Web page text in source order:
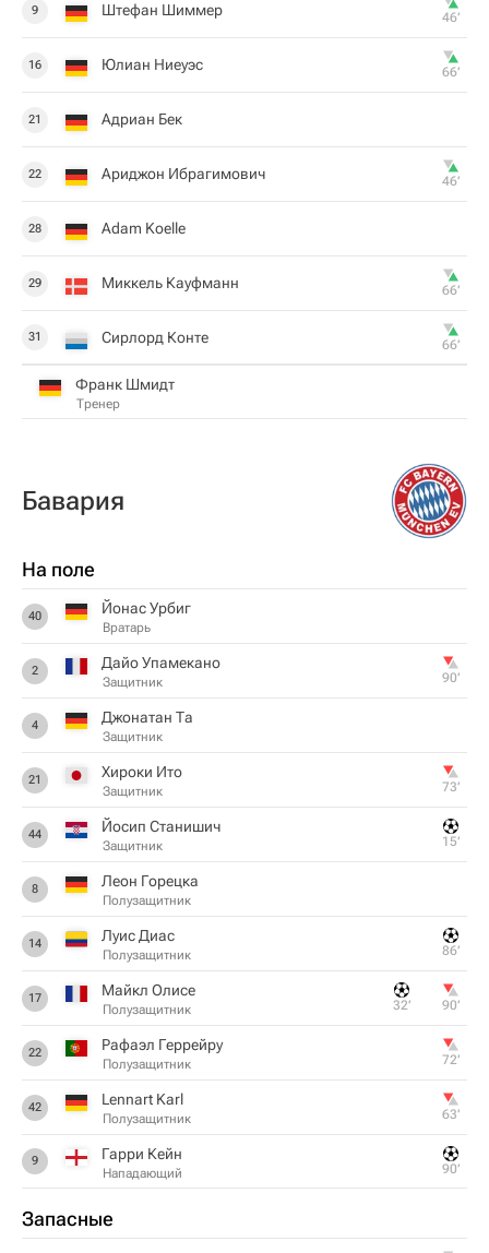
9 Штефан Шиммер 46‎’‎
16 Юлиан Ниеуэс 66‎’‎
21 Адриан Бек
22 Ариджон Ибрагимович 46‎’‎
28 Adam Koelle
29 Миккель Кауфманн 66‎’‎
31 Сирлорд Конте 66‎’‎
Франк Шмидт
Тренер
Бавария
На поле
40 Йонас Урбиг
Вратарь
2 Дайо Упамекано
Защитник 90‎’‎
4 Джонатан Та
Защитник
21 Хироки Ито
Защитник 73‎’‎
44 Йосип Станишич
Защитник 15‎’‎
8 Леон Горецка
Полузащитник
14 Луис Диас
Полузащитник 86‎’‎
17 Майкл Олисе
Полузащитник 32‎’‎ 90‎’‎
22 Рафаэл Геррейру
Полузащитник 72‎’‎
42 Lennart Karl
Полузащитник 63‎’‎
9 Гарри Кейн
Нападающий 90‎’‎
Запасные